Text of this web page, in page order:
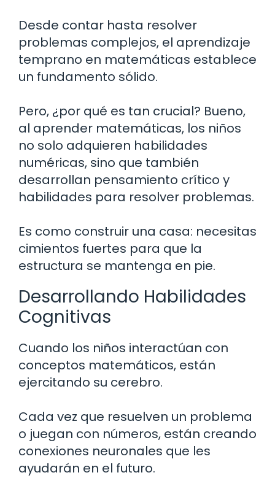
Desde contar hasta resolver
problemas complejos, el aprendizaje
temprano en matemáticas establece
un fundamento sólido.
Pero, ¿por qué es tan crucial? Bueno,
al aprender matemáticas, los niños
no solo adquieren habilidades
numéricas, sino que también
desarrollan pensamiento crítico y
habilidades para resolver problemas.
Es como construir una casa: necesitas
cimientos fuertes para que la
estructura se mantenga en pie.
Desarrollando Habilidades
Cognitivas
Cuando los niños interactúan con
conceptos matemáticos, están
ejercitando su cerebro.
Cada vez que resuelven un problema
o juegan con números, están creando
conexiones neuronales que les
ayudarán en el futuro.